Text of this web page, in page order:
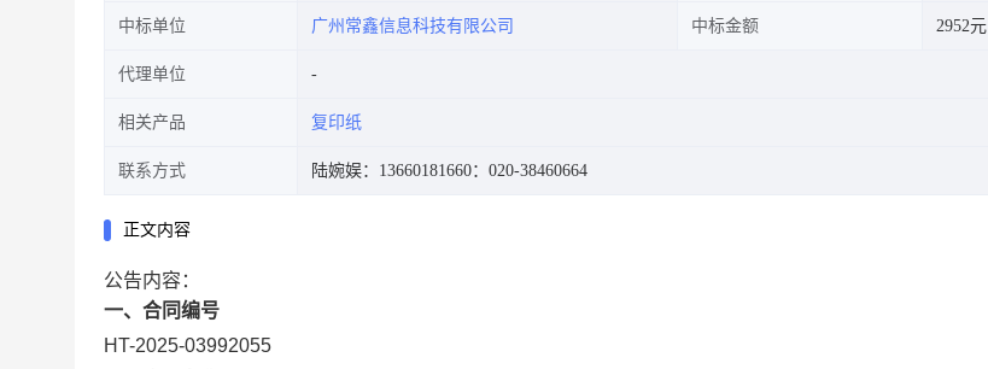
中标单位 广州常鑫信息科技有限公司 中标金额 2952元
代理单位
相关产品 复印纸
联系方式 陆婉娱：13660181660：020-38460664
正文内容
公告内容：
一、合同编号
HT-2025-03992055